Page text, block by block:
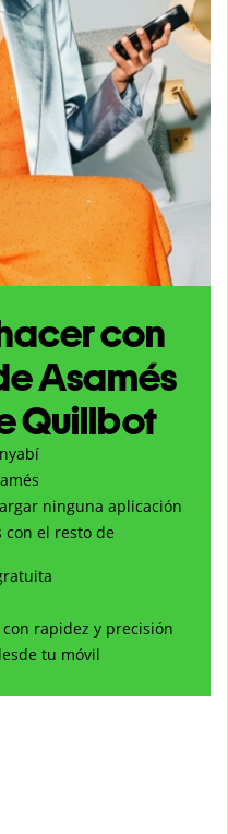
con
Asamés
Quillbot
ninguna aplicación
con el resto de
rapidez y precisión
tu móvil